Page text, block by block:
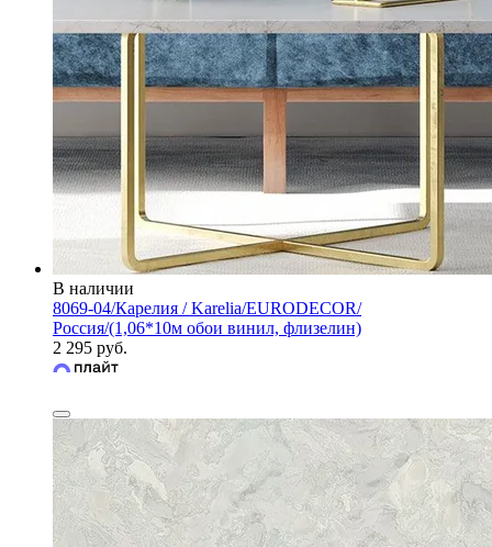
В наличии
8069-04/Карелия / Karelia/EURODECOR/
Россия/(1,06*10м обои винил, флизелин)
2 295 руб.